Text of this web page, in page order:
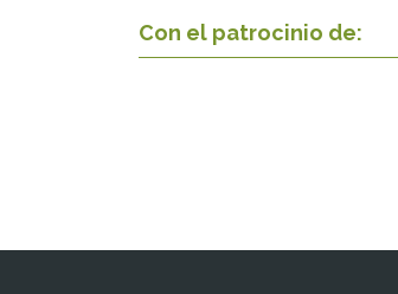
Con el patrocinio de: